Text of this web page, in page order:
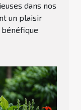
dans nos
un plaisir
bénéfique